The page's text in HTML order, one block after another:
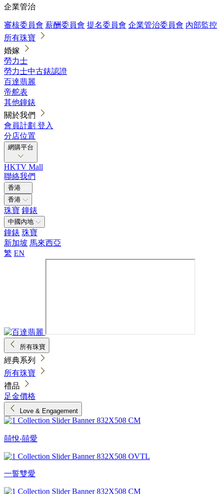
企業管治
審核委員會 薪酬委員會 提名委員會 企業管治委員會 內部監控
所有珠寶
婚嫁
勞力士
勞力士中古錶認證
百達翡麗
帝舵表
其他鐘錶
關於我們
會員計劃 登入
分店位置
網購平台
HKTV Mall
聯絡我們
香港
香港
珠寶 鐘錶
中國內地
鐘錶 珠寶
新加坡 馬來西亞
繁 EN
所有珠寶
經典系列
所有珠寶
禮品
足金價格
Love & Engagement
囍悅‧囍愛
一誓雙愛